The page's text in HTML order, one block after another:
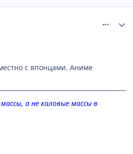
с японцами. Аниме
а не каловые массы в